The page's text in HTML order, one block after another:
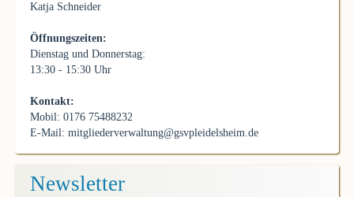
Katja Schneider
Öffnungszeiten:
Dienstag und Donnerstag:
13:30 - 15:30 Uhr
Kontakt:
Mobil: 0176 75488232
E-Mail: mitgliederverwaltung@gsvpleidelsheim.de
Newsletter